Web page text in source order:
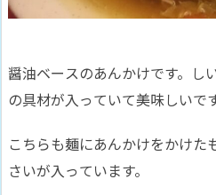
醤油ベースのあんかけです。し
の具材が入っていて美味しいです
こちらも麺にあんかけをかけた
さいが入っています。